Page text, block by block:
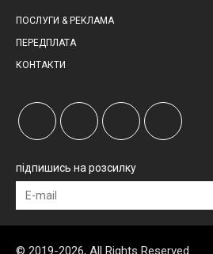
ПОСЛУГИ & РЕКЛАМА
ПЕРЕДПЛАТА
КОНТАКТИ
підпишись на розсилку
© 2019-2026, All Rights Reserved